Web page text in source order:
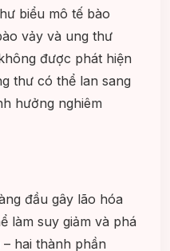
biểu mô tế bào
vảy và ung thư
được phát hiện
thư có thể lan sang
hưởng nghiêm
đầu gây lão hóa
làm suy giảm và phá
hai thành phần